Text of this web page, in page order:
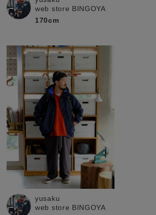
web store BINGOYA
170cm
yusaku
web store BINGOYA